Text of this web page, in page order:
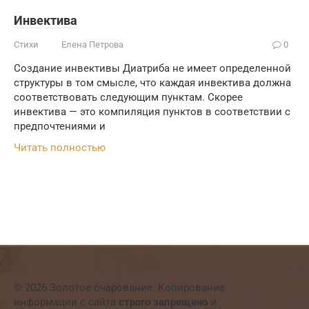
Инвектива
Стихи Елена Петрова 0
Создание инвективы Диатриба не имеет определенной
структуры в том смысле, что каждая инвектива должна
соответствовать следующим пунктам. Скорее
инвектива — это компиляция пунктов в соответствии с
предпочтениями и
Читать полностью
© 2026 Золотое очарование. Копирование
информации с сайта строго запрещено и